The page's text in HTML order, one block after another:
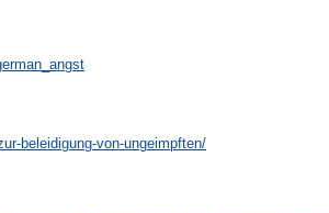
beleidigung-von-ungeimpften/